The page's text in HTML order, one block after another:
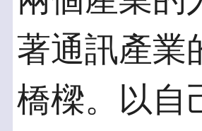
著通訊產業
橋樑。以自